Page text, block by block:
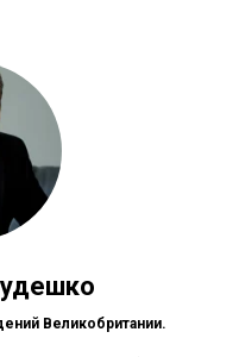
Великобритании.